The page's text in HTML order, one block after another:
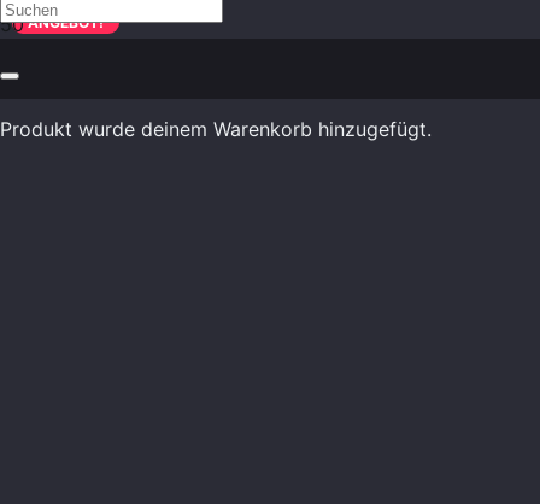
Produkt wurde deinem Warenkorb hinzugefügt.
ANGEBOT!